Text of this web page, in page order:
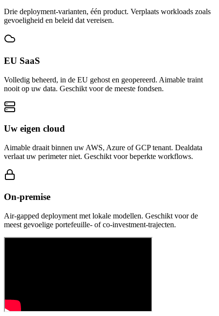
Drie deployment-varianten, één product. Verplaats workloads zoals
gevoeligheid en beleid dat vereisen.
EU SaaS
Volledig beheerd, in de EU gehost en geopereerd. Aimable traint
nooit op uw data. Geschikt voor de meeste fondsen.
Uw eigen cloud
Aimable draait binnen uw AWS, Azure of GCP tenant. Dealdata
verlaat uw perimeter niet. Geschikt voor beperkte workflows.
On-premise
Air-gapped deployment met lokale modellen. Geschikt voor de
meest gevoelige portefeuille- of co-investment-trajecten.